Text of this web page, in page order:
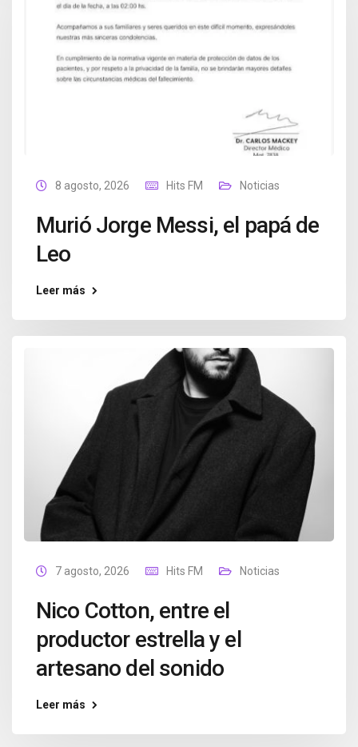
8 agosto, 2026 Hits FM Noticias
Murió Jorge Messi, el papá de
Leo
Leer más
7 agosto, 2026 Hits FM Noticias
Nico Cotton, entre el
productor estrella y el
artesano del sonido
Leer más